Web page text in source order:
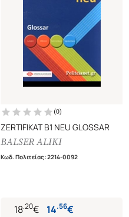
(0)
ZERTIFIKAT B1 NEU GLOSSAR
BALSER ALIKI
Κωδ. Πολιτείας:2214-0092
18.20€ 14.56€